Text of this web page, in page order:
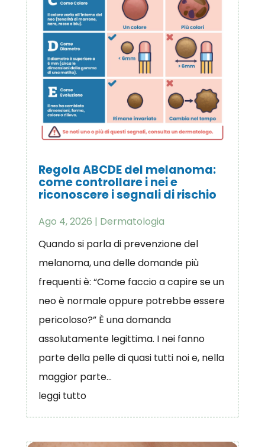
Regola ABCDE del melanoma:
come controllare i nei e
riconoscere i segnali di rischio
Ago 4, 2026 | Dermatologia
Quando si parla di prevenzione del
melanoma, una delle domande più
frequenti è: “Come faccio a capire se un
neo è normale oppure potrebbe essere
pericoloso?” È una domanda
assolutamente legittima. I nei fanno
parte della pelle di quasi tutti noi e, nella
maggior parte...
leggi tutto